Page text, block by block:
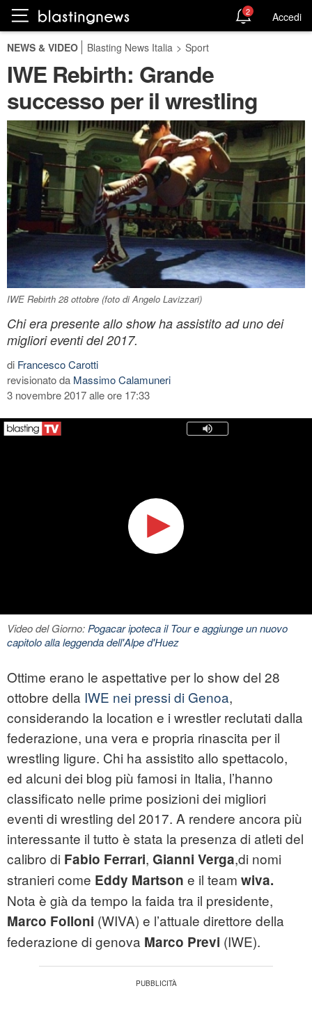
2 Accedi
NEWS & VIDEO Blasting News Italia > Sport
IWE Rebirth: Grande
successo per il wrestling
IWE Rebirth 28 ottobre (foto di Angelo Lavizzari)
Chi era presente allo show ha assistito ad uno dei
migliori eventi del 2017.
di Francesco Carotti
revisionato da Massimo Calamuneri
3 novembre 2017 alle ore 17:33
Video del Giorno:Pogacar ipoteca il Tour e aggiunge un nuovo
capitolo alla leggenda dell'Alpe d'Huez
Ottime erano le aspettative per lo show del 28
ottobre della IWE nei pressi di Genoa,
considerando la location e i wrestler reclutati dalla
federazione, una vera e propria rinascita per il
wrestling ligure. Chi ha assistito allo spettacolo,
ed alcuni dei blog più famosi in Italia, l’hanno
classificato nelle prime posizioni dei migliori
eventi di wrestling del 2017. A rendere ancora più
interessante il tutto è stata la presenza di atleti del
calibro di Fabio Ferrari, Gianni Verga,di nomi
stranieri come Eddy Martson e il team wiva.
Nota è già da tempo la faida tra il presidente,
Marco Folloni (WIVA) e l’attuale direttore della
federazione di genova Marco Previ (IWE).